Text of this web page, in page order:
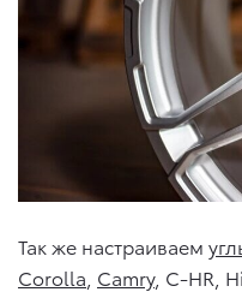
Так же настраиваем
Corolla Camry, C-HR,